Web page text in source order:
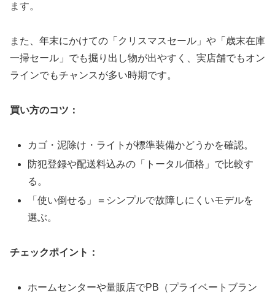
ます。
また、年末にかけての「クリスマスセール」や「歳末在庫
一掃セール」でも掘り出し物が出やすく、実店舗でもオン
ラインでもチャンスが多い時期です。
買い方のコツ：
カゴ・泥除け・ライトが標準装備かどうかを確認。
防犯登録や配送料込みの「トータル価格」で比較す
る。
「使い倒せる」＝シンプルで故障しにくいモデルを
選ぶ。
チェックポイント：
ホームセンターや量販店でPB（プライベートブラン